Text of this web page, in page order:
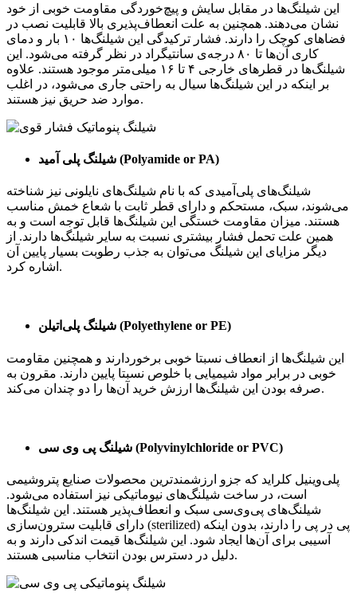
این شیلنگ‌ها در مقابل سایش و پیچ‌خوردگی مقاومت خوبی از خود
نشان می‌دهند. همچنین به علت انعطاف‌پذیری بالا قابلیت نصب در
فضاهای کوچک را دارند. فشار ترکیدگی این شیلنگ‌ها ۱۰ بار و دمای
کاری آن‌ها تا ۸۰ درجه‌ی سانتیگراد در نظر گرفته می‌شود. این
شیلنگ‌ها در قطرهای خارجی ۴ تا ۱۶ میلی‌متر موجود هستند. علاوه
بر اینکه در این شیلنگ‌ها سیال به راحتی جاری می‌شود، در اغلب
موارد ضد حریق نیز هستند.
شیلنگ پلی آمید (Polyamide or PA)
شیلنگ‌های پلی‌آمیدی که با نام شیلنگ‌های نایلونی نیز شناخته
می‌شوند، سبک، مستحکم و دارای قطر ثابت با شعاع خمش مناسب
هستند. میزان مقاومت خستگی این شیلنگ‌ها قابل توجه است و به
همین علت تحمل فشار بیشتری نسبت به سایر شیلنگ‌ها دارند. از
دیگر مزایای این شیلنگ می‌توان به جذب رطوبت بسیار پایین آن
اشاره کرد.
شیلنگ پلی‌اتیلن (Polyethylene or PE)
این شیلنگ‌ها از انعطاف نسبتا خوبی برخوردارند و همچنین مقاومت
خوبی در برابر مواد شیمیایی با خلوص نسبتا پایین دارند. مقرون به
صرفه بودن این شیلنگ‌ها ارزش خرید آن‌ها را دو چندان می‌کند.
شیلنگ پی وی سی (Polyvinylchloride or PVC)
پلی‌وینیل کلراید که جزو ارزشمندترین محصولات صنایع پتروشیمی
است، در ساخت شیلنگ‌های نیوماتیکی نیز استفاده می‌شود.
شیلنگ‌های پی‌وی‌سی سبک و انعطاف‌پذیر هستند. این شیلنگ‌ها
دارای قابلیت سترون‌سازی (sterilized) پی در پی را دارند، بدون اینکه
آسیبی برای آن‌ها ایجاد شود. این شیلنگ‌ها قیمت اندکی دارند و به
دلیل در دسترس بودن انتخاب مناسبی هستند.